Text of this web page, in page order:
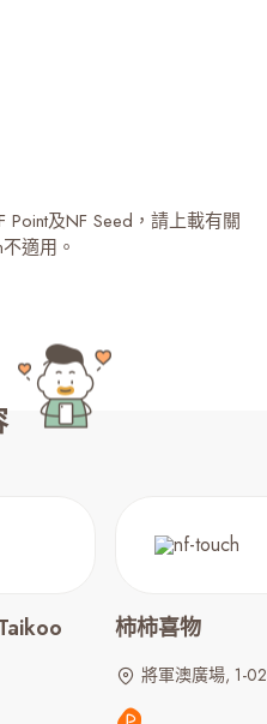
及NF Seed，請上載有關
適用。
柿柿喜物
將軍澳廣場, 1-